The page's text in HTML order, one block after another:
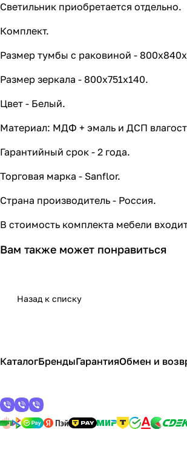
Светильник приобретается отдельно.
Комплект.
Размер тумбы с раковиной -
Размер зеркала - 800х751х140.
Цвет - Белый.
Материал: МДФ + эмаль и ДСП
Гарантийный срок - 2 года.
Торговая марка - Sanflor.
Страна производитель - Россия.
В стоимость комплекта мебели
Вам также может понравиться
Назад к списку
КаталогБрендыГарантияОбмен и